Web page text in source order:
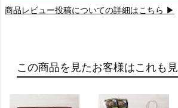
商品レビュー投稿についての詳細はこちら ▶
この商品を見たお客様はこれも